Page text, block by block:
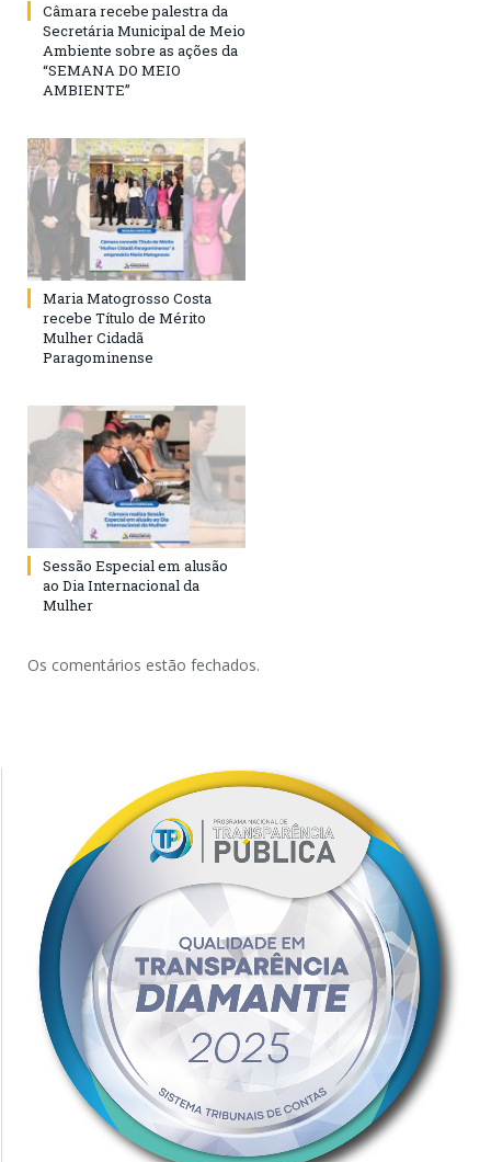
Câmara recebe palestra da
Secretária Municipal de Meio
Ambiente sobre as ações da
“SEMANA DO MEIO
AMBIENTE”
Maria Matogrosso Costa
recebe Título de Mérito
Mulher Cidadã
Paragominense
Sessão Especial em alusão
ao Dia Internacional da
Mulher
Os comentários estão fechados.